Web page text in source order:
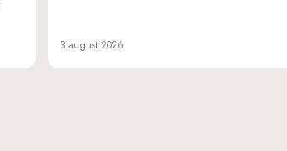
3 august 2026